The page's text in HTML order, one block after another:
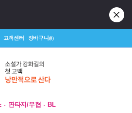
고객센터 장바구니(0)
판타지/무협 BL